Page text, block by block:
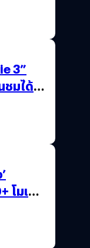
3”
ชมได้
โมเดล